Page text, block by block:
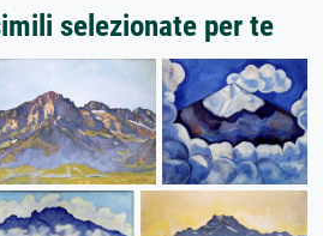
selezionate per te